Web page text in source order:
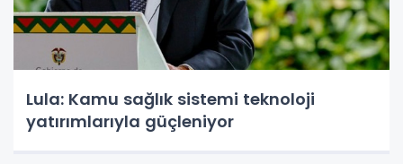
Lula: Kamu sağlık sistemi teknoloji
yatırımlarıyla güçleniyor